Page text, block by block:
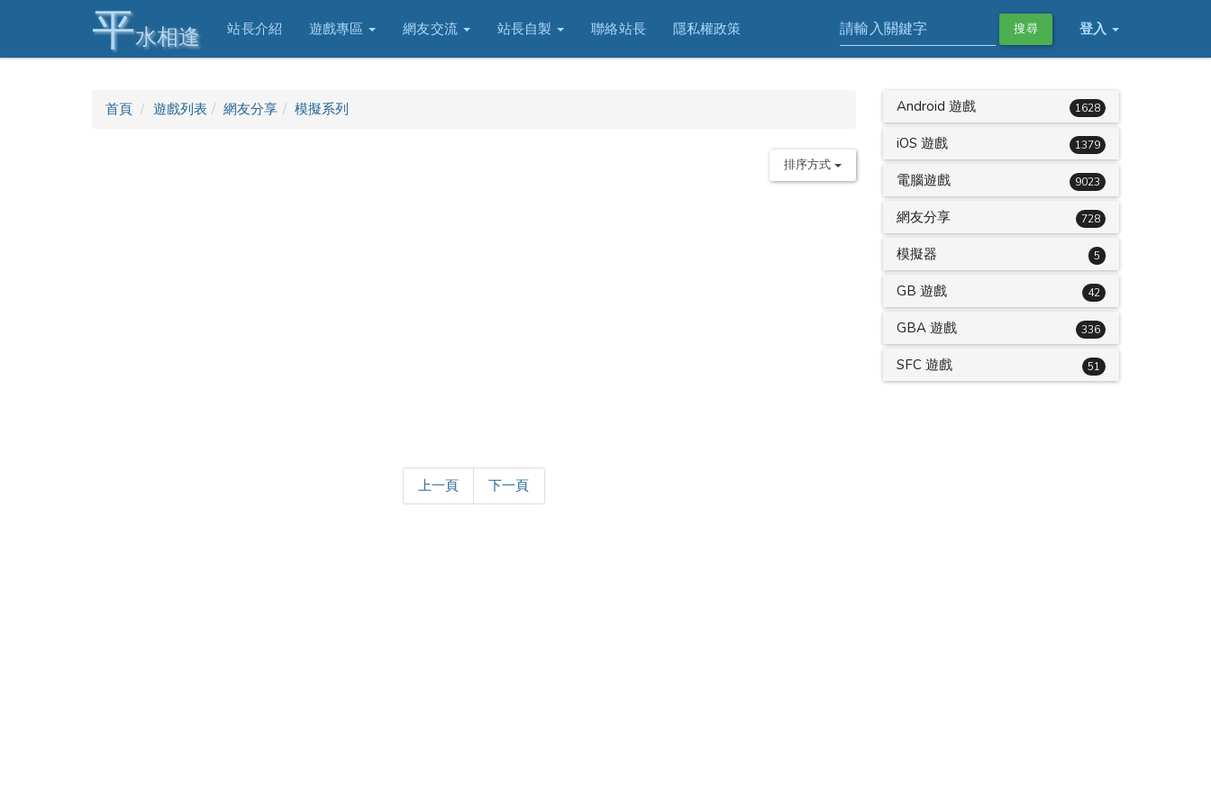
平水相逢 站長介紹 遊戲專區 網友交流 站長自製 聯絡站長 隱私權政策 登入
搜尋
首頁 遊戲列表 網友分享 模擬系列
排序方式
上一頁 下一頁
Android 遊戲 1628
iOS 遊戲 1379
電腦遊戲 9023
網友分享 728
模擬器 5
GB 遊戲 42
GBA 遊戲 336
SFC 遊戲 51